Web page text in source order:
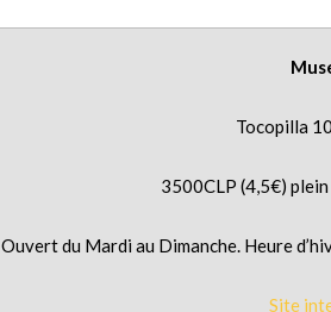
Tocopilla
3500CLP (4,5€)
Ouvert du Mardi au Dimanche. Heure
Site